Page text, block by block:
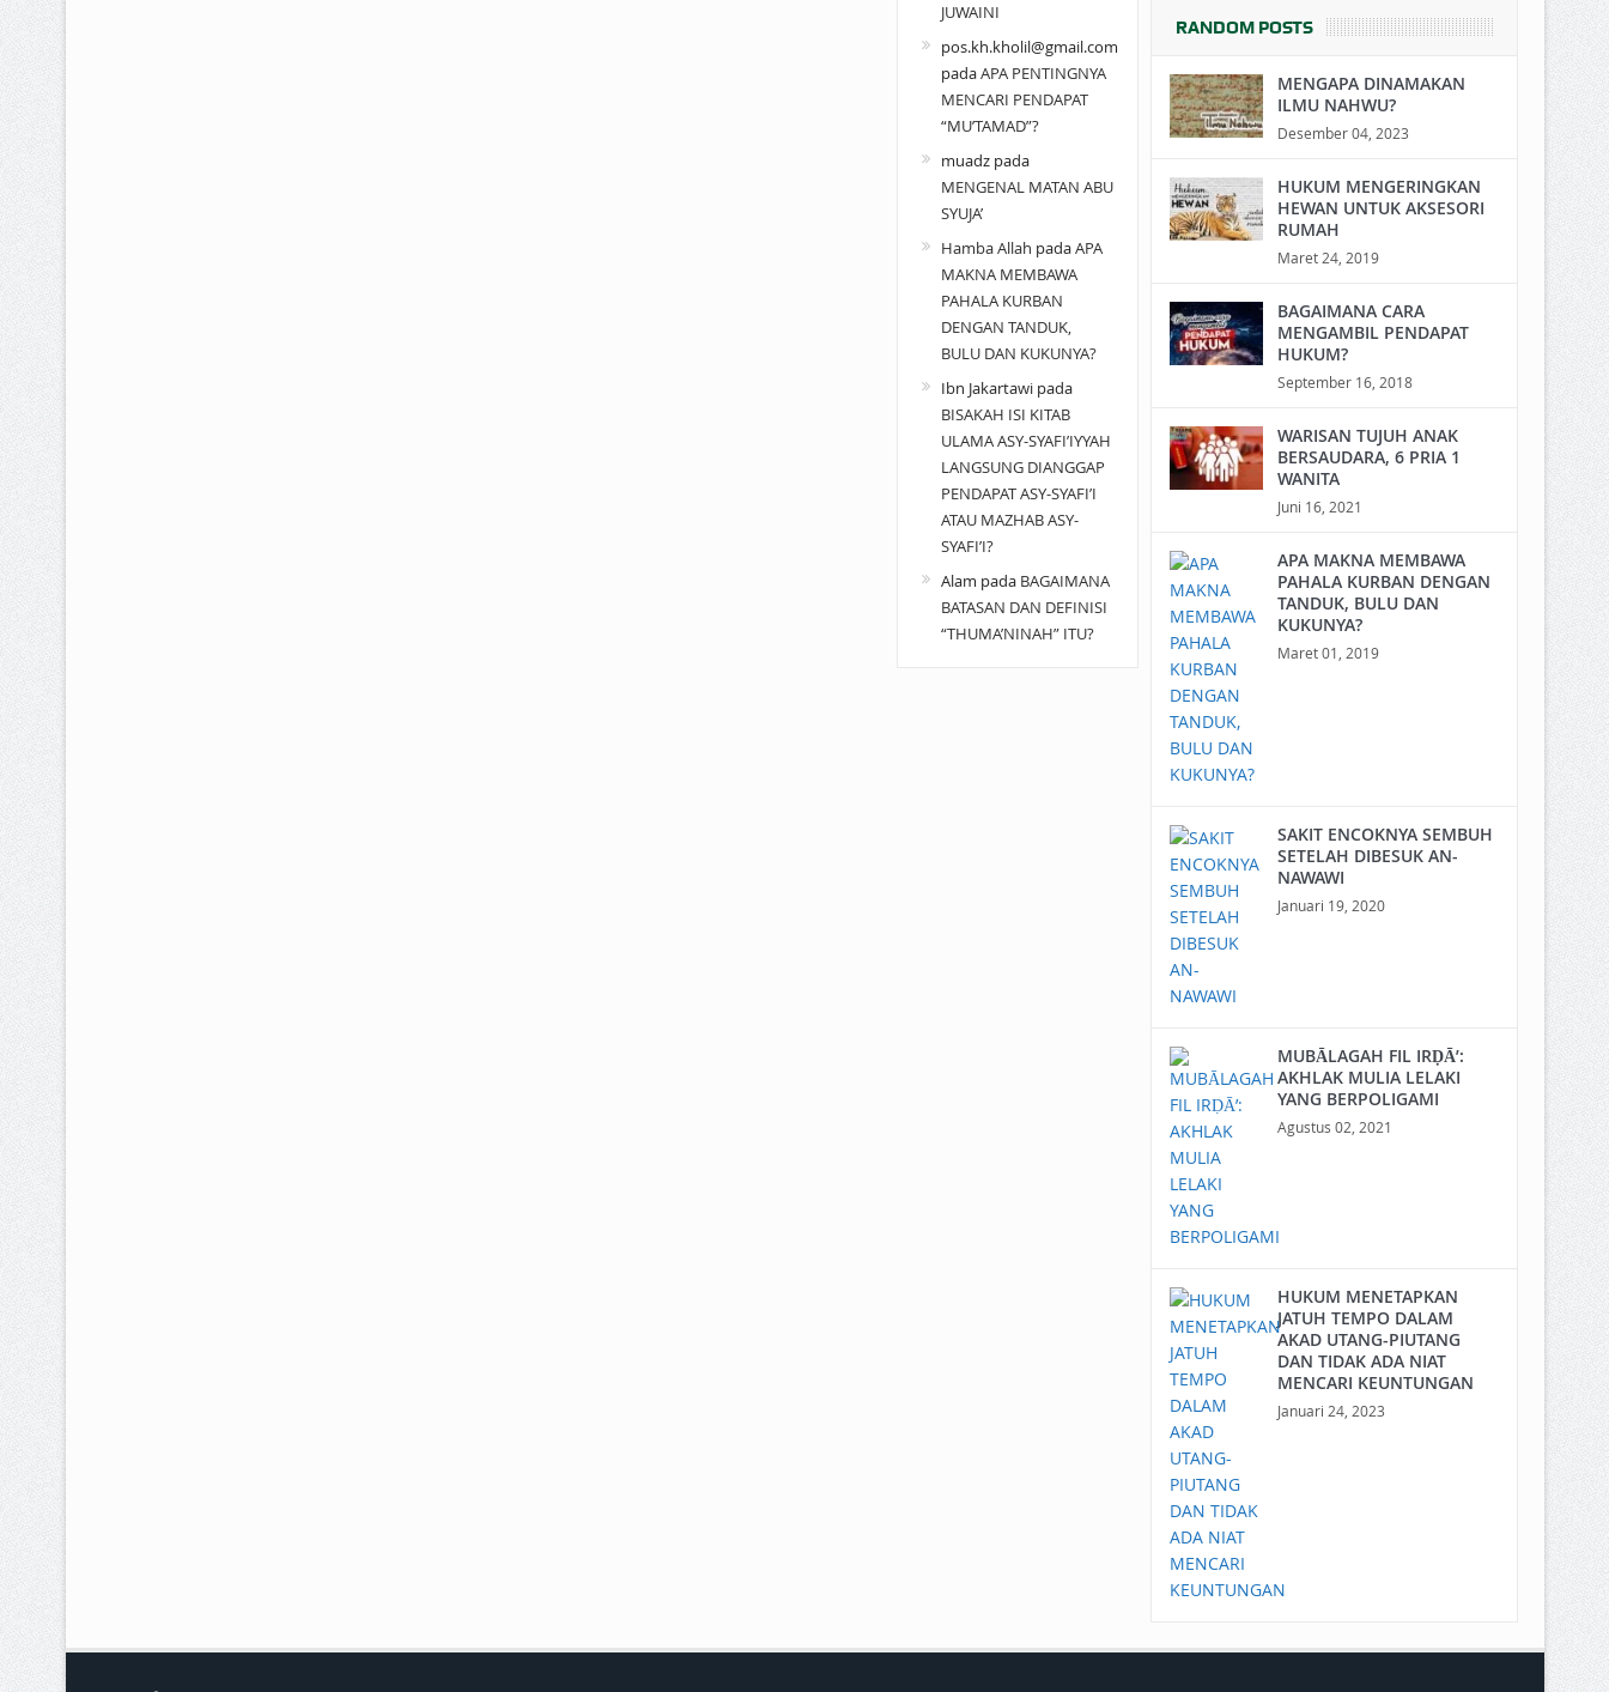
JUWAINI
pos.kh.kholil@gmail.com
padaAPA PENTINGNYA
MENCARI PENDAPAT
“MU’TAMAD”?
muadzpada
MENGENAL MATAN ABU
SYUJA’
Hamba Allah padaAPA
MAKNA MEMBAWA
PAHALA KURBAN
DENGAN TANDUK,
BULU DAN KUKUNYA?
Ibn Jakartawipada
BISAKAH ISI KITAB
ULAMA ASY-SYAFI’IYYAH
LANGSUNG DIANGGAP
PENDAPAT ASY-SYAFI’I
ATAU MAZHAB ASY-
SYAFI’I?
Alam pada BAGAIMANA
BATASAN DAN DEFINISI
“THUMA’NINAH” ITU?
RANDOM POSTS
MENGAPA DINAMAKAN
ILMU NAHWU?
Desember 04, 2023
HUKUM MENGERINGKAN
HEWAN UNTUK AKSESORI
RUMAH
Maret 24, 2019
BAGAIMANA CARA
MENGAMBIL PENDAPAT
HUKUM?
September 16, 2018
WARISAN TUJUH ANAK
BERSAUDARA, 6 PRIA 1
WANITA
Juni 16, 2021
APA MAKNA MEMBAWA
PAHALA KURBAN DENGAN
TANDUK, BULU DAN
KUKUNYA?
Maret 01, 2019
SAKIT ENCOKNYA SEMBUH
SETELAH DIBESUK AN-
NAWAWI
Januari 19, 2020
MUBĀLAGAH FIL IRḌĀ’:
AKHLAK MULIA LELAKI
YANG BERPOLIGAMI
Agustus 02, 2021
HUKUM MENETAPKAN
JATUH TEMPO DALAM
AKAD UTANG-PIUTANG
DAN TIDAK ADA NIAT
MENCARI KEUNTUNGAN
Januari 24, 2023